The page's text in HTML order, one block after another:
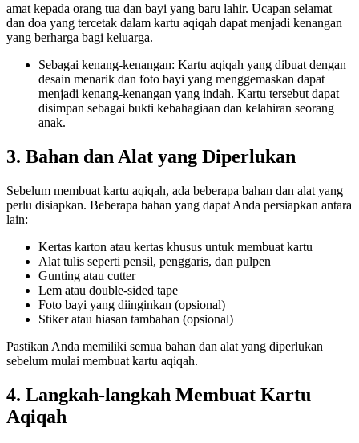
amat kepada orang tua dan bayi yang baru lahir. Ucapan selamat
dan doa yang tercetak dalam kartu aqiqah dapat menjadi kenangan
yang berharga bagi keluarga.
Sebagai kenang-kenangan: Kartu aqiqah yang dibuat dengan
desain menarik dan foto bayi yang menggemaskan dapat
menjadi kenang-kenangan yang indah. Kartu tersebut dapat
disimpan sebagai bukti kebahagiaan dan kelahiran seorang
anak.
3. Bahan dan Alat yang Diperlukan
Sebelum membuat kartu aqiqah, ada beberapa bahan dan alat yang
perlu disiapkan. Beberapa bahan yang dapat Anda persiapkan antara
lain:
Kertas karton atau kertas khusus untuk membuat kartu
Alat tulis seperti pensil, penggaris, dan pulpen
Gunting atau cutter
Lem atau double-sided tape
Foto bayi yang diinginkan (opsional)
Stiker atau hiasan tambahan (opsional)
Pastikan Anda memiliki semua bahan dan alat yang diperlukan
sebelum mulai membuat kartu aqiqah.
4. Langkah-langkah Membuat Kartu
Aqiqah